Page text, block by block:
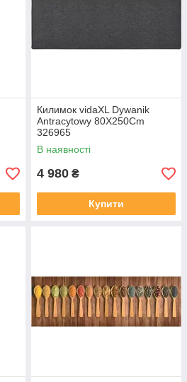
Килимок vidaXL Dywanik
Antracytowy 80X250Cm
326965
В наявності
4 980 ₴
Купити